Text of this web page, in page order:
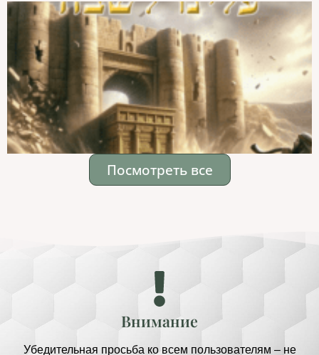
Посмотреть все
Внимание
Убедительная просьба ко всем пользователям – не